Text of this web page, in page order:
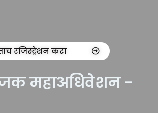
रजिस्ट्रेशन करा
महाअधिवेशन -